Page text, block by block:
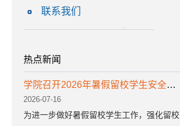
联系我们
热点新闻
学院召开2026年暑假留校学生安全教育会议
2026-07-16
为进一步做好暑假留校学生工作，强化留校